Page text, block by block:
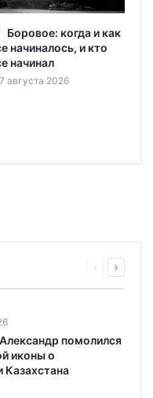
Боровое: когда и как
начиналось, и кто
начинал
7 августа 2026
помолился
иконы о
Казахстана